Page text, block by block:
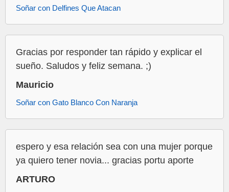
Soñar con Delfines Que Atacan
Gracias por responder tan rápido y explicar el
sueño. Saludos y feliz semana. ;)
Mauricio
Soñar con Gato Blanco Con Naranja
espero y esa relación sea con una mujer porque
ya quiero tener novia... gracias portu aporte
ARTURO